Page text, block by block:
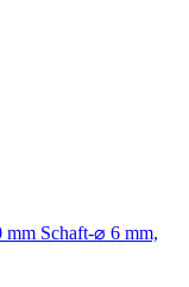
Schaft-⌀ 6 mm,